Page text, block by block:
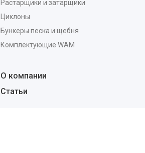
Растарщики и затарщики
Циклоны
Бункеры песка и щебня
Комплектующие WAM
О компании
Статьи